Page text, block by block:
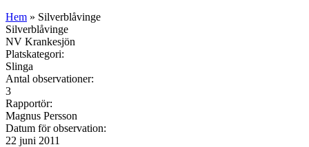
Hem » Silverblåvinge
Silverblåvinge
NV Krankesjön
Platskategori:
Slinga
Antal observationer:
3
Rapportör:
Magnus Persson
Datum för observation:
22 juni 2011